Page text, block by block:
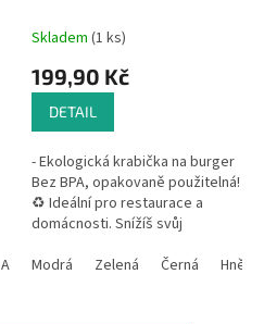
Antracit Béžová
Skladem (1 ks)
199,90 Kč
DETAIL
- Ekologická krabička na burger
Bez BPA, opakovaně použitelná!
♻️ Ideální pro restaurace a
domácnosti. Snížíš svůj
Opakovatelná krabička na
Modrá Zelená Černá Hnědá